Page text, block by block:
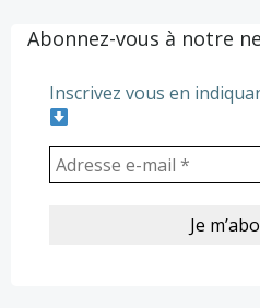
Abonnez-vous à notre
Inscrivez vous en